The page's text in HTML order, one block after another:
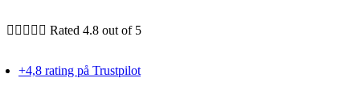
     Rated 4.8 out of 5
+4,8 rating på Trustpilot